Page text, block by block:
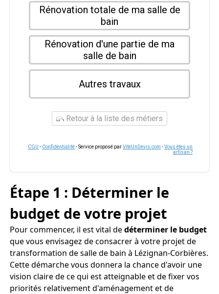
Rénovation totale de ma salle de
bain
Rénovation d'une partie de ma
salle de bain
Autres travaux
Retour à la liste des métiers
CGU - Confidentialité- Service proposé parViteUnDevis.com -Vous êtes un
artisan ?
Étape 1 : Déterminer le
budget de votre projet
Pour commencer, il est vital dedéterminer le budget
que vous envisagez de consacrer à votre projet de
transformation de salle de bain à Lézignan-Corbières.
Cette démarche vous donnera la chance d'avoir une
vision claire de ce qui est atteignable et de fixer vos
priorités relativement d'aménagement et de